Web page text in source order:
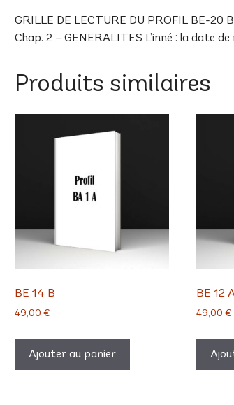
GRILLE DE LECTURE DU PROFIL BE-
Chap. 2 – GENERALITES L’inné : la date
Produits similaires
BE 14 B
49,00 €
Ajouter au panier
BE 12
49,00 €